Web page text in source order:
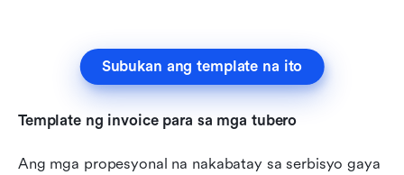
Subukan ang template na ito
Template ng invoice para sa mga tubero
Ang mga propesyonal na nakabatay sa serbisyo gaya